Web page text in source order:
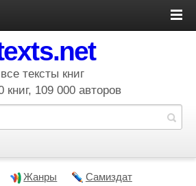
все тексты книг
книг, 109 000 авторов
Жанры Самиздат